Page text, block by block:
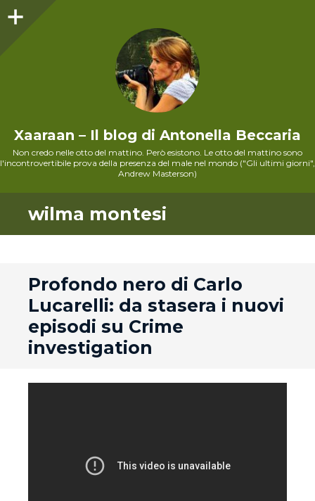
Xaaraan – Il blog di Antonella Beccaria
Non credo nelle otto del mattino. Però esistono. Le otto del mattino sono
l'incontrovertibile prova della presenza del male nel mondo ("Gli ultimi giorni",
Andrew Masterson)
wilma montesi
Profondo nero di Carlo
Lucarelli: da stasera i nuovi
episodi su Crime
investigation